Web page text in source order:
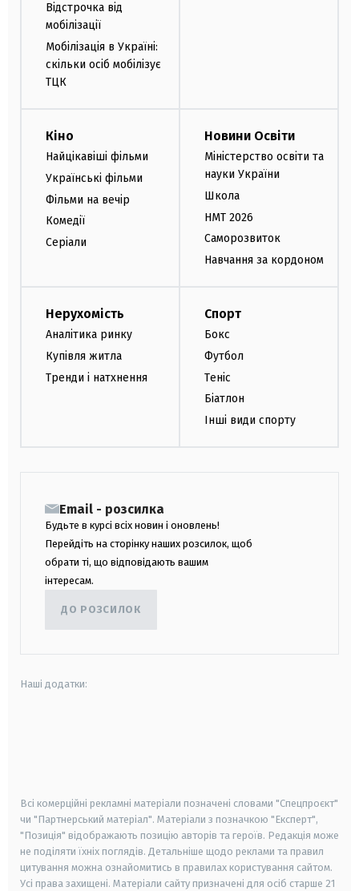
Відстрочка від
мобілізації
Мобілізація в Україні:
скільки осіб мобілізує
ТЦК
Кіно
Найцікавіші фільми
Українські фільми
Фільми на вечір
Комедії
Серіали
Новини Освіти
Міністерство освіти та
науки України
Школа
НМТ 2026
Саморозвиток
Навчання за кордоном
Нерухомість
Аналітика ринку
Купівля житла
Тренди і натхнення
Спорт
Бокс
Футбол
Теніс
Біатлон
Інші види спорту
Email - розсилка
Будьте в курсі всіх новин і оновлень!
Перейдіть на сторінку наших розсилок, щоб
обрати ті, що відповідають вашим
інтересам.
ДО РОЗСИЛОК
Наші додатки:
Всі комерційні рекламні матеріали позначені словами "Спецпроєкт"
чи "Партнерський матеріал". Матеріали з позначкою "Експерт",
"Позиція" відображають позицію авторів та героїв. Редакція може
не поділяти їхніх поглядів. Детальніше щодо реклами та правил
цитування можна ознайомитись в правилах користування сайтом.
Усі права захищені. Матеріали сайту призначені для осіб старше 21